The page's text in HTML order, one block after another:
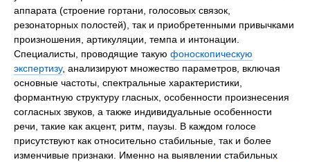
аппарата (строение гортани, голосовых связок,
резонаторных полостей), так и приобретенными привычками
произношения, артикуляции, темпа и интонации.
Специалисты, проводящие такую фоноскопическую
экспертизу, анализируют множество параметров, включая
основные частоты, спектральные характеристики,
формантную структуру гласных, особенности произнесения
согласных звуков, а также индивидуальные особенности
речи, такие как акцент, ритм, паузы. В каждом голосе
присутствуют как относительно стабильные, так и более
изменчивые признаки. Именно на выявлении стабильных